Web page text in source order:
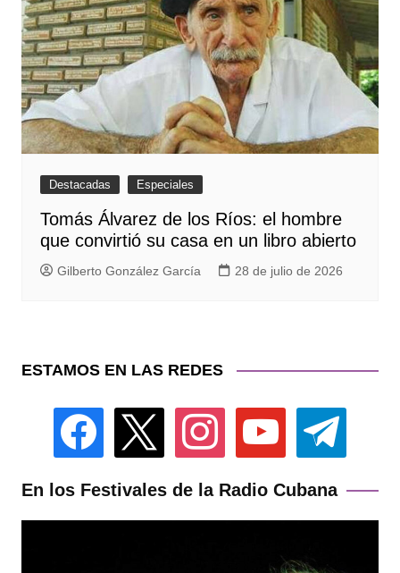
Destacadas Especiales
Tomás Álvarez de los Ríos: el hombre
que convirtió su casa en un libro abierto
Gilberto González García 28 de julio de 2026
ESTAMOS EN LAS REDES
facebook instagram youtube telegram
En los Festivales de la Radio Cubana